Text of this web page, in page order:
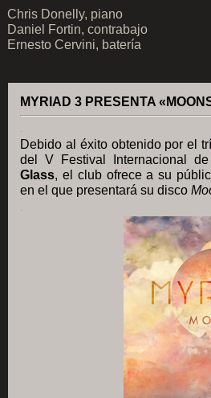
Chris Donelly, piano
Daniel Fortin, contrabajo
Ernesto Cervini, batería
MYRIAD 3 PRESENTA
.
Debido al éxito obtenido por el
del V Festival Internacional
Glass, el club ofrece a su
en el que presentará su disco
.